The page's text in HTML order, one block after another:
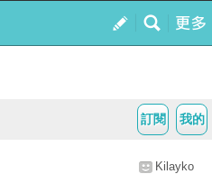
我的
訂閱
Kilayko